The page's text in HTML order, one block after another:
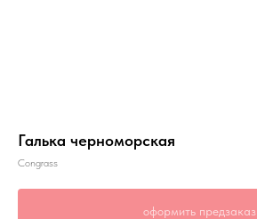
Галька черноморская
Congrass
оформить предзаказ